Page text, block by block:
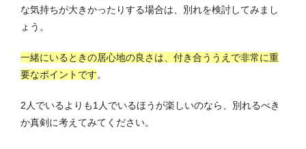
な気持ちが大きかったりする場合は、別れを検討してみまし
ょう。
一緒にいるときの居心地の良さは、付き合ううえで非常に重
要なポイントです。
2人でいるよりも1人でいるほうが楽しいのなら、別れるべき
か真剣に考えてみてください。